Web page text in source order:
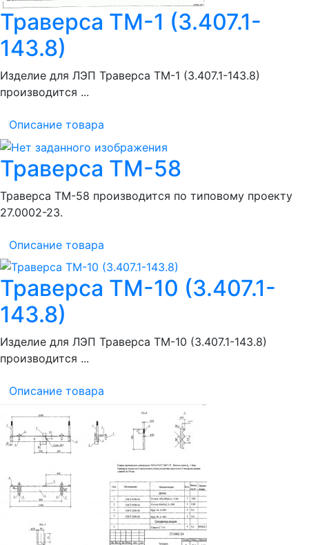
Траверса ТМ-1 (3.407.1-
143.8)
Изделие для ЛЭП Траверса ТМ-1 (3.407.1-143.8)
производится ...
Описание товара
Траверса ТМ-58
Траверса ТМ-58 производится по типовому проекту
27.0002-23.
Описание товара
Траверса ТМ-10 (3.407.1-
143.8)
Изделие для ЛЭП Траверса ТМ-10 (3.407.1-143.8)
производится ...
Описание товара